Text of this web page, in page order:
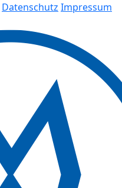
Datenschutz Impressum